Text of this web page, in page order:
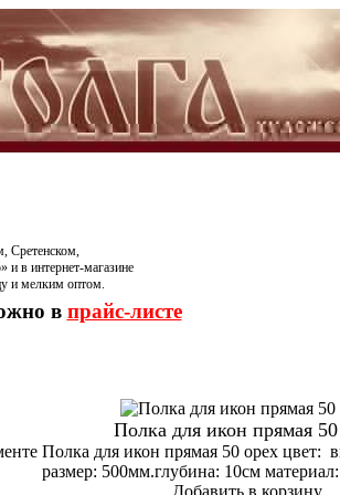
Сретенском,
и в интернет-магазине
и мелким оптом.
в прайс-листе
Полка для икон прямая
Полка для икон прямая 50 орех цвет:
размер: 500мм.глубина: 10см материал:
Добавить в корзину